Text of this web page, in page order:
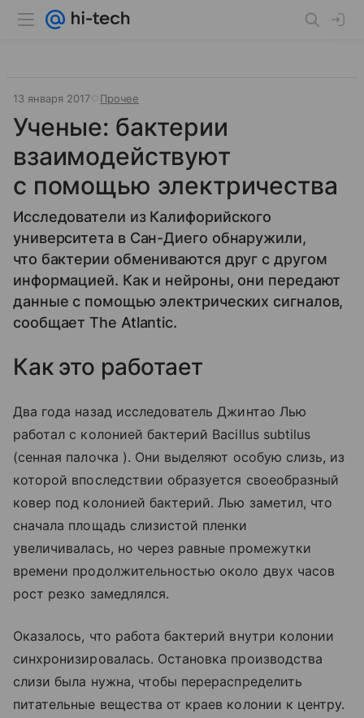
13 января 2017 Прочее
Ученые: бактерии
взаимодействуют
с помощью электричества
Исследователи из Калифорийского
университета в Сан-Диего обнаружили,
что бактерии обмениваются друг с другом
информацией. Как и нейроны, они передают
данные с помощью электрических сигналов,
сообщает The Atlantic.
Как это работает
Два года назад исследователь Джинтао Лью
работал с колонией бактерий Bacillus subtilus
(сенная палочка ). Они выделяют особую слизь, из
которой впоследствии образуется своеобразный
ковер под колонией бактерий. Лью заметил, что
сначала площадь слизистой пленки
увеличивалась, но через равные промежутки
времени продолжительностью около двух часов
рост резко замедлялся.
Оказалось, что работа бактерий внутри колонии
синхронизировалась. Остановка производства
слизи была нужна, чтобы перераспределить
питательные вещества от краев колонии к центру.